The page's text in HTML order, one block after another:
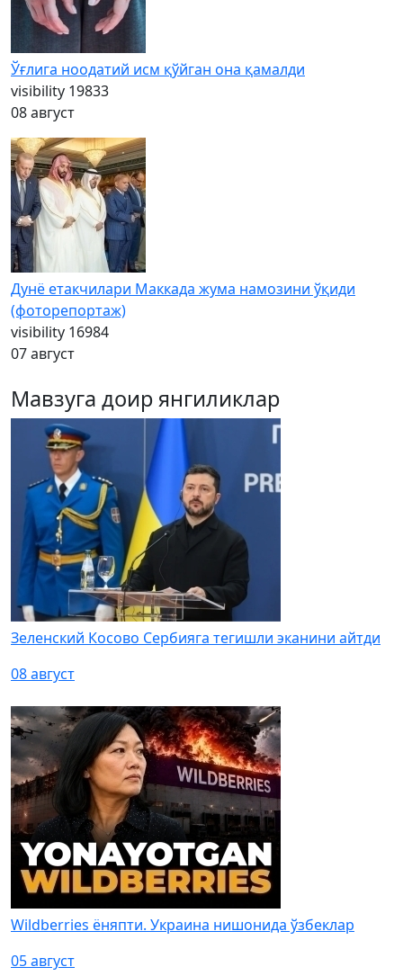
Ўғлига ноодатий исм қўйган она қамалди
visibility 19833
08 август
Дунё етакчилари Маккада жума намозини ўқиди
(фоторепортаж)
visibility 16984
07 август
Мавзуга доир янгиликлар
Зеленский Косово Сербияга тегишли эканини айтди
08 август
Wildberries ёняпти. Украина нишонида ўзбеклар
05 август